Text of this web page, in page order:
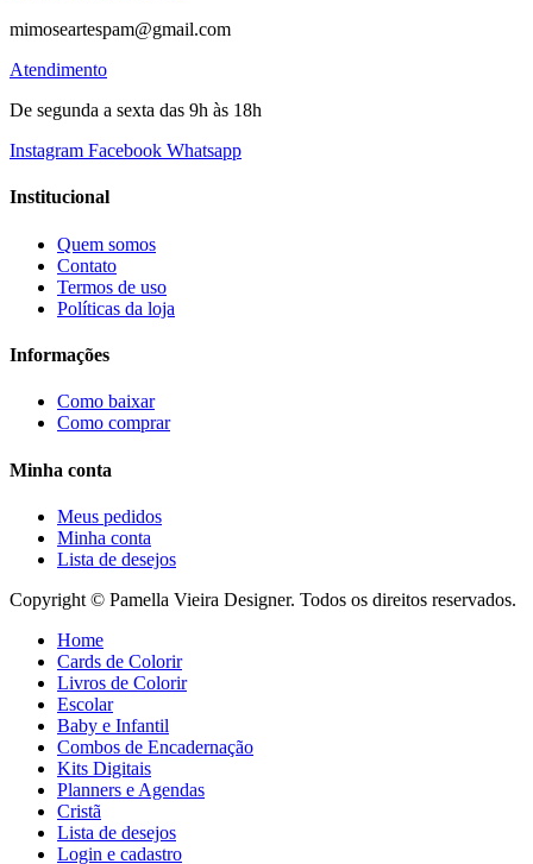
mimoseartespam@gmail.com
Atendimento
De segunda a sexta das 9h às 18h
Instagram Facebook Whatsapp
Institucional
Quem somos
Contato
Termos de uso
Políticas da loja
Informações
Como baixar
Como comprar
Minha conta
Meus pedidos
Minha conta
Lista de desejos
Copyright © Pamella Vieira Designer. Todos os direitos reservados.
Home
Cards de Colorir
Livros de Colorir
Escolar
Baby e Infantil
Combos de Encadernação
Kits Digitais
Planners e Agendas
Cristã
Lista de desejos
Login e cadastro